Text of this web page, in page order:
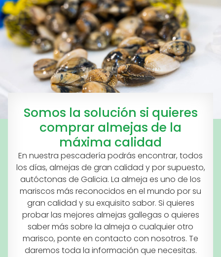
Somos la solución si quieres
comprar almejas de la
máxima calidad
En nuestra pescadería podrás encontrar, todos
los días, almejas de gran calidad y por supuesto,
autóctonas de Galicia. La almeja es uno de los
mariscos más reconocidos en el mundo por su
gran calidad y su exquisito sabor. Si quieres
probar las mejores almejas gallegas o quieres
saber más sobre la almeja o cualquier otro
marisco, ponte en contacto con nosotros. Te
daremos toda la información que necesitas.